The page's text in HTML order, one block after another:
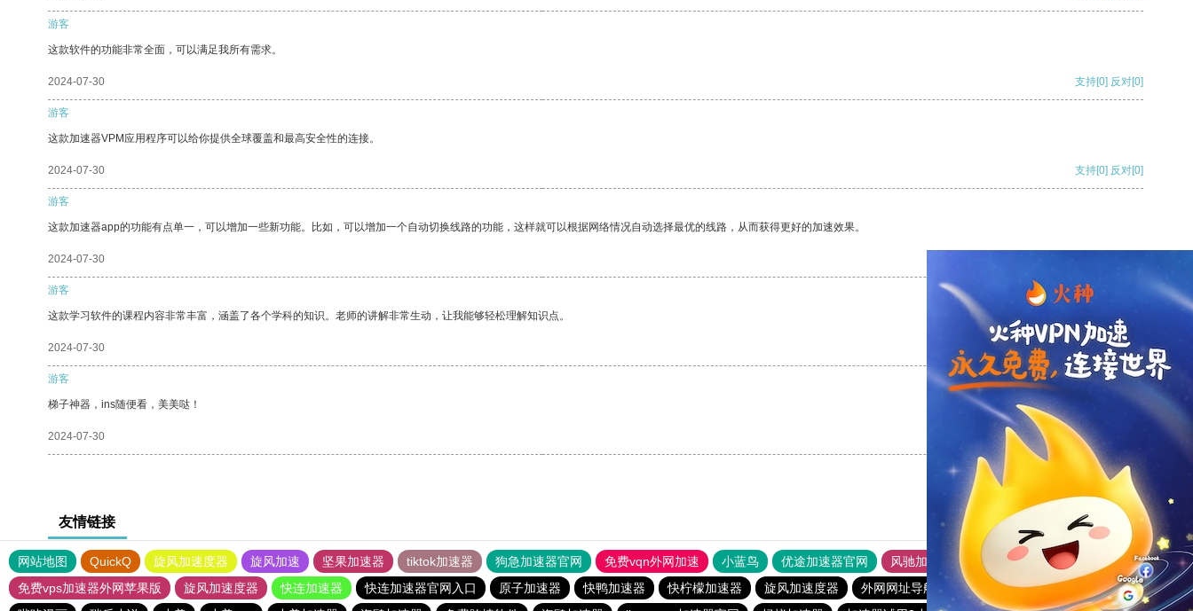
游客
这款软件的功能非常全面，可以满足我所有需求。
2024-07-30 支持[0] 反对[0]
游客
这款加速器VPM应用程序可以给你提供全球覆盖和最高安全性的连接。
2024-07-30 支持[0] 反对[0]
游客
这款加速器app的功能有点单一，可以增加一些新功能。比如，可以增加一个自动切换线路的功能，这样就可以根据网络情况自动选择最优的线路，从而获得更好的加速效果。
2024-07-30
游客
这款学习软件的课程内容非常丰富，涵盖了各个学科的知识。老师的讲解非常生动，让我能够轻松理解知识点。
2024-07-30 支持 [0] 反对 [0]
游客
梯子神器，ins随便看，美美哒！
2024-07-30 支持
友情链接
网站地图 QuickQ 旋风加速度器 旋风加速 坚果加速器 tiktok加速器 狗急加速器官网 免费vqn外网加速 小蓝鸟 优途加速器官网 风驰加速器
旋风加速器
免费vps加速器外网苹果版
旋风加速度器 快连加速器 快连加速器官网入口 原子加速器 快鸭加速器 快柠檬加速器 旋风加速度器 外网网址导航 软件中心 雷霆加速
狂飙加速器